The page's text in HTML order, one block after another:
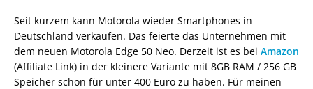
Seit kurzem kann Motorola wieder Smartphones in
Deutschland verkaufen. Das feierte das Unternehmen mit
dem neuen Motorola Edge 50 Neo. Derzeit ist es bei Amazon
(Affiliate Link) in der kleinere Variante mit 8GB RAM / 256 GB
Speicher schon für unter 400 Euro zu haben. Für meinen